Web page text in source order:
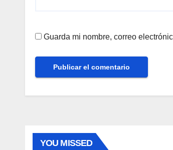
Guarda mi nombre, correo
YOU MISSED